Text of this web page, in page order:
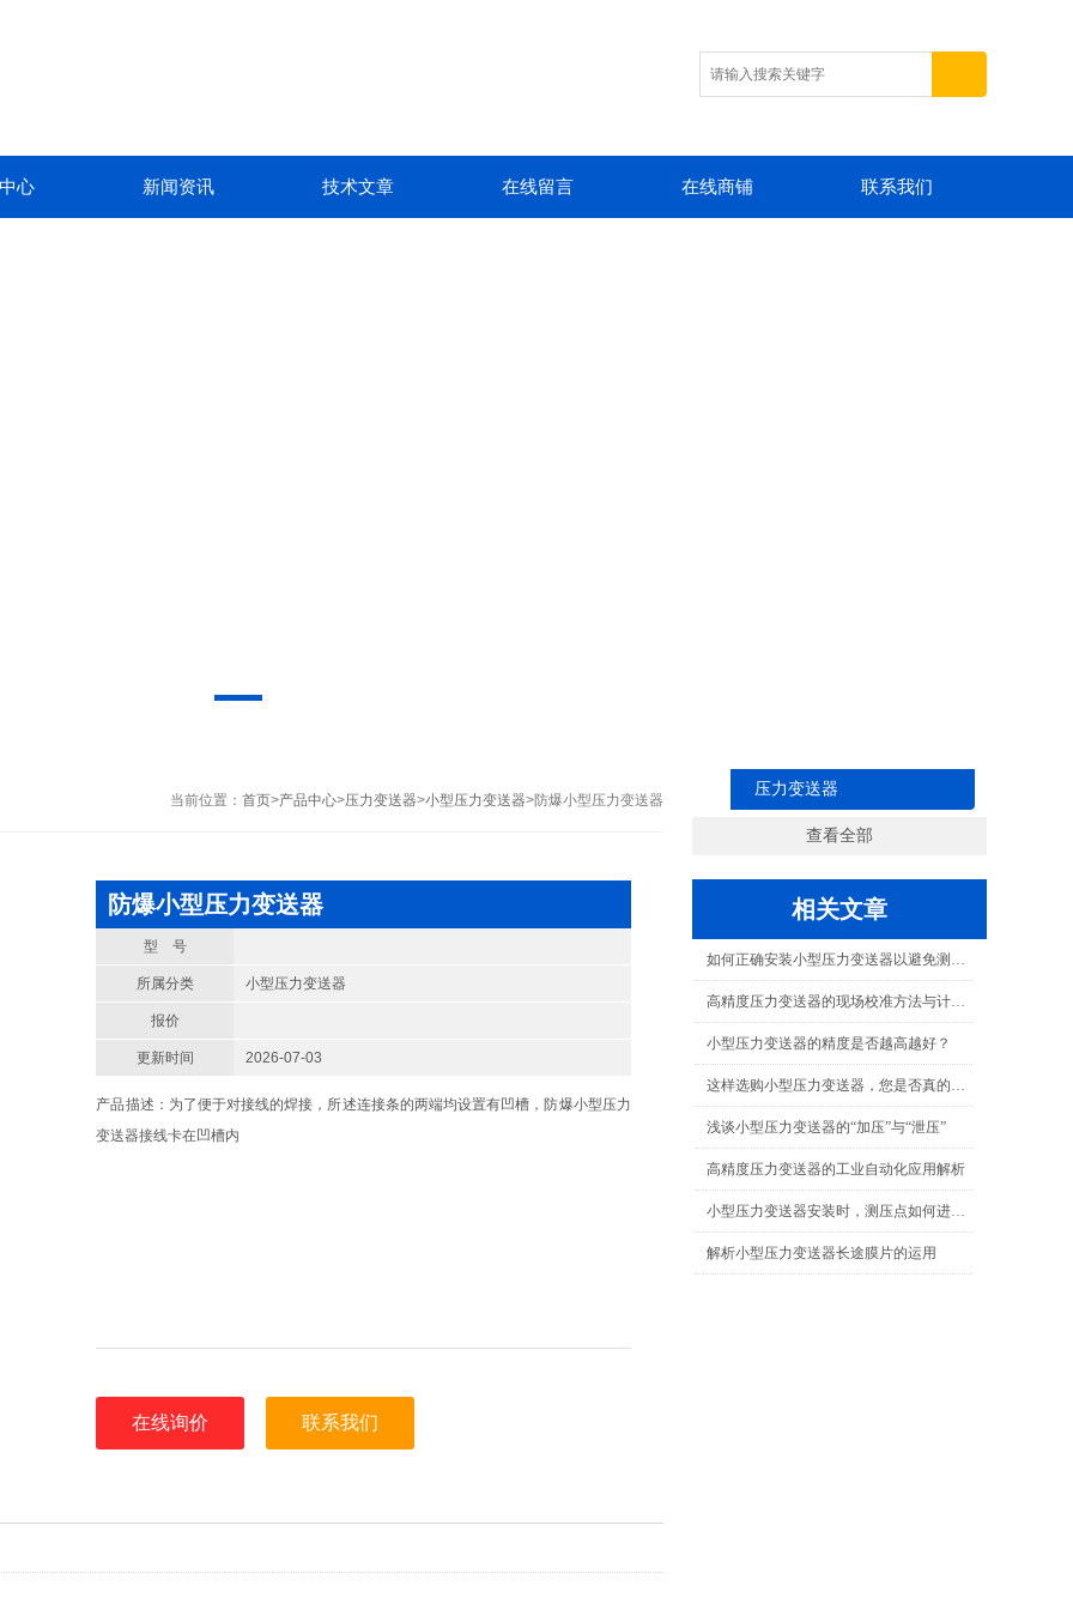
心 新闻资讯 技术文章 在线留言 在线商铺 联系我们
压力变送器
查看全部
相关文章
如何正确安装小型压力变送器以避免测量误差？
高精度压力变送器的现场校准方法与计量溯源要点
小型压力变送器的精度是否越高越好？
这样选购小型压力变送器，您是否真的满意？
浅谈小型压力变送器的“加压”与“泄压”
高精度压力变送器的工业自动化应用解析
小型压力变送器安装时，测压点如何进行选取？
解析小型压力变送器长途膜片的运用
当前位置： 首页>产品中心>压力变送器>小型压力变送器>防爆小型压力变送器
防爆小型压力变送器
型 号
所属分类 小型压力变送器
报价
更新时间 2026-07-03
产品描述：为了便于对接线的焊接，所述连接条的两端均设置有凹槽，防爆小型压力
变送器接线卡在凹槽内
在线询价 联系我们